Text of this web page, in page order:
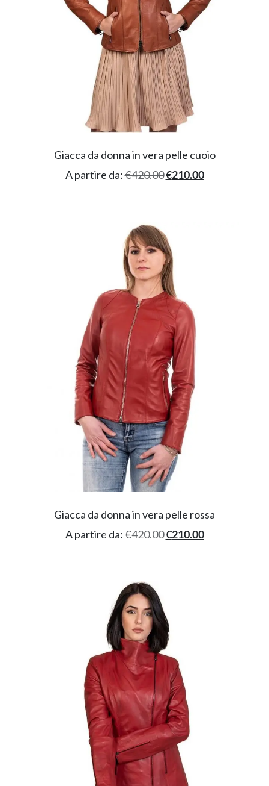
Giacca da donna in vera pelle cuoio
A partire da:€420.00€210.00
Giacca da donna in vera pelle rossa
A partire da:€420.00€210.00